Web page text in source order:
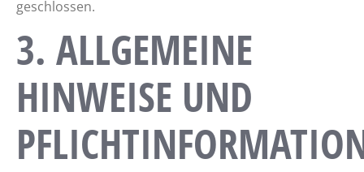
geschlossen.
3. ALLGEMEINE
HINWEISE UND